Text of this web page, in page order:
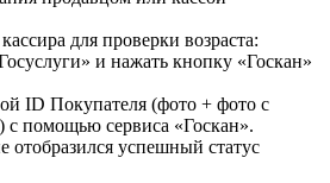
для проверки возраста:
и нажать кнопку «Госкан»
ID Покупателя (фото + фото с
помощью сервиса «Госкан».
отобразился успешный статус